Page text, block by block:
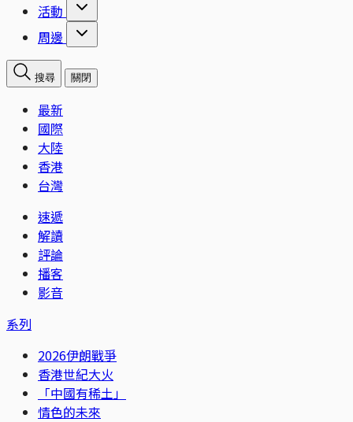
活動
周邊
搜尋 關閉
最新
國際
大陸
香港
台灣
速遞
解讀
評論
播客
影音
系列
2026伊朗戰爭
香港世紀大火
「中國有稀土」
情色的未來